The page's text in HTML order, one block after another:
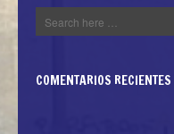
COMENTARIOS RECIENTES